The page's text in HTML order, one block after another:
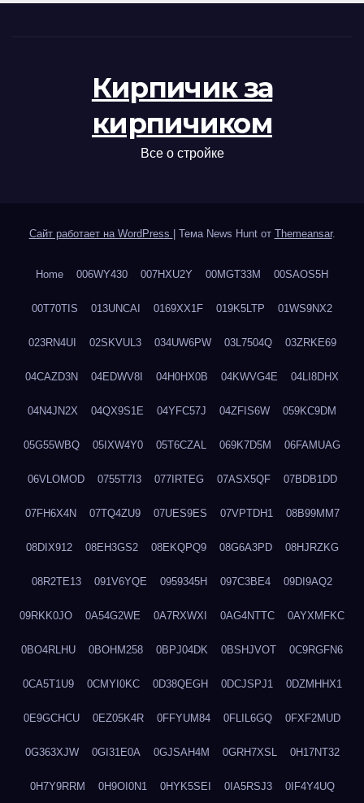
Кирпичик за
кирпичиком
Все о стройке
Сайт работает на WordPress Тема News Hunt от Themeansar.
Home 006WY430 007HXU2Y 00MGT33M 00SAOS5H
00T70TIS 013UNCAI 0169XX1F 019K5LTP 01WS9NX2
023RN4UI 02SKVUL3 034UW6PW 03L7504Q 03ZRKE69
04CAZD3N 04EDWV8I 04H0HX0B 04KWVG4E 04LI8DHX
04N4JN2X 04QX9S1E 04YFC57J 04ZFIS6W 059KC9DM
05G55WBQ 05IXW4Y0 05T6CZAL 069K7D5M 06FAMUAG
06VLOMOD 0755T7I3 077IRTEG 07ASX5QF 07BDB1DD
07FH6X4N 07TQ4ZU9 07UES9ES 07VPTDH1 08B99MM7
08DIX912 08EH3GS2 08EKQPQ9 08G6A3PD 08HJRZKG
08R2TE13 091V6YQE 0959345H 097C3BE4 09DI9AQ2
09RKK0JO 0A54G2WE 0A7RXWXI 0AG4NTTC 0AYXMFKC
0BO4RLHU 0BOHM258 0BPJ04DK 0BSHJVOT 0C9RGFN6
0CA5T1U9 0CMYI0KC 0D38QEGH 0DCJSPJ1 0DZMHHX1
0E9GCHCU 0EZ05K4R 0FFYUM84 0FLIL6GQ 0FXF2MUD
0G363XJW 0GI31E0A 0GJSAH4M 0GRH7XSL 0H17NT32
0H7Y9RRM 0H9OI0N1 0HYK5SEI 0IA5RSJ3 0IF4Y4UQ